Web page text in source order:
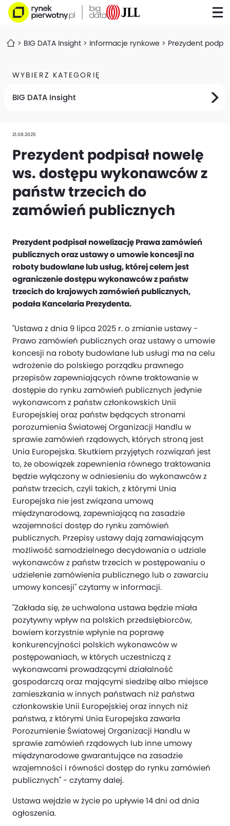
BIG DATA Insight Informacje rynkowe Prezydent
WYBIERZ KATEGORIĘ
BIG DATA Insight
21.08.2025
Prezydent podpisał nowelę
ws. dostępu wykonawców z
państw trzecich do
zamówień publicznych
Prezydent podpisał nowelizację Prawa zamówień
publicznych oraz ustawy o umowie koncesji na
roboty budowlane lub usług, której celem jest
ograniczenie dostępu wykonawców z państw
trzecich do krajowych zamówień publicznych,
podała Kancelaria Prezydenta.
"Ustawa z dnia 9 lipca 2025 r. o zmianie ustawy -
Prawo zamówień publicznych oraz ustawy o umowie
koncesji na roboty budowlane lub usługi ma na celu
wdrożenie do polskiego porządku prawnego
przepisów zapewniających równe traktowanie w
dostępie do rynku zamówień publicznych jedynie
wykonawcom z państw członkowskich Unii
Europejskiej oraz państw będących stronami
porozumienia Światowej Organizacji Handlu w
sprawie zamówień rządowych, których stroną jest
Unia Europejska. Skutkiem przyjętych rozwiązań jest
to, że obowiązek zapewnienia równego traktowania
będzie wyłączony w odniesieniu do wykonawców z
państw trzecich, czyli takich, z którymi Unia
Europejska nie jest związana umową
międzynarodową, zapewniającą na zasadzie
wzajemności dostęp do rynku zamówień
publicznych. Przepisy ustawy dają zamawiającym
możliwość samodzielnego decydowania o udziale
wykonawców z państw trzecich w postępowaniu o
udzielenie zamówienia publicznego lub o zawarciu
umowy koncesji" czytamy w informacji.
"Zakłada się, że uchwalona ustawa będzie miała
pozytywny wpływ na polskich przedsiębiorców,
bowiem korzystnie wpłynie na poprawę
konkurencyjności polskich wykonawców w
postępowaniach, w których uczestniczą z
wykonawcami prowadzącymi działalność
gospodarczą oraz mającymi siedzibę albo miejsce
zamieszkania w innych państwach niż państwa
członkowskie Unii Europejskiej oraz innych niż
państwa, z którymi Unia Europejska zawarła
Porozumienie Światowej Organizacji Handlu w
sprawie zamówień rządowych lub inne umowy
międzynarodowe gwarantujące na zasadzie
wzajemności i równości dostęp do rynku zamówień
publicznych" - czytamy dalej.
Ustawa wejdzie w życie po upływie 14 dni od dnia
ogłoszenia.